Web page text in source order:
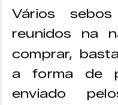
Vários
reunidos na
comprar,
a forma de
enviado